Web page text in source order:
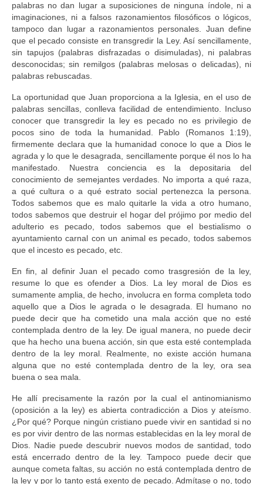
palabras no dan lugar a suposiciones de ninguna índole, ni a
imaginaciones, ni a falsos razonamientos filosóficos o lógicos,
tampoco dan lugar a razonamientos personales. Juan define
que el pecado consiste en transgredir la Ley. Así sencillamente,
sin tapujos (palabras disfrazadas o disimuladas), ni palabras
desconocidas; sin remilgos (palabras melosas o delicadas), ni
palabras rebuscadas.
La oportunidad que Juan proporciona a la Iglesia, en el uso de
palabras sencillas, conlleva facilidad de entendimiento. Incluso
conocer que transgredir la ley es pecado no es privilegio de
pocos sino de toda la humanidad. Pablo (Romanos 1:19),
firmemente declara que la humanidad conoce lo que a Dios le
agrada y lo que le desagrada, sencillamente porque él nos lo ha
manifestado. Nuestra conciencia es la depositaria del
conocimiento de semejantes verdades. No importa a qué raza,
a qué cultura o a qué estrato social pertenezca la persona.
Todos sabemos que es malo quitarle la vida a otro humano,
todos sabemos que destruir el hogar del prójimo por medio del
adulterio es pecado, todos sabemos que el bestialismo o
ayuntamiento carnal con un animal es pecado, todos sabemos
que el incesto es pecado, etc.
En fin, al definir Juan el pecado como trasgresión de la ley,
resume lo que es ofender a Dios. La ley moral de Dios es
sumamente amplia, de hecho, involucra en forma completa todo
aquello que a Dios le agrada o le desagrada. El humano no
puede decir que ha cometido una mala acción que no esté
contemplada dentro de la ley. De igual manera, no puede decir
que ha hecho una buena acción, sin que esta esté contemplada
dentro de la ley moral. Realmente, no existe acción humana
alguna que no esté contemplada dentro de la ley, ora sea
buena o sea mala.
He allí precisamente la razón por la cual el antinomianismo
(oposición a la ley) es abierta contradicción a Dios y ateísmo.
¿Por qué? Porque ningún cristiano puede vivir en santidad si no
es por vivir dentro de las normas establecidas en la ley moral de
Dios. Nadie puede descubrir nuevos modos de santidad, todo
está encerrado dentro de la ley. Tampoco puede decir que
aunque cometa faltas, su acción no está contemplada dentro de
la ley y por lo tanto está exento de pecado. Admítase o no, todo